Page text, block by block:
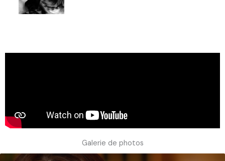
Galerie de photos